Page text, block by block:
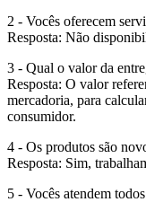
2 - Vocês oferecem
Resposta: Não
3 - Qual o valor da
Resposta: O valor
mercadoria, para
consumidor.
4 - Os produtos são
Resposta: Sim,
5 - Vocês atendem